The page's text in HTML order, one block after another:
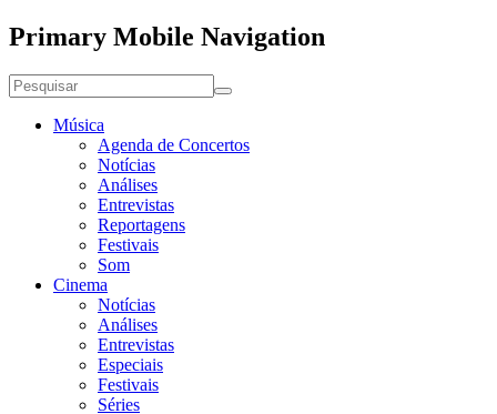
Primary Mobile Navigation
Música
Agenda de Concertos
Notícias
Análises
Entrevistas
Reportagens
Festivais
Som
Cinema
Notícias
Análises
Entrevistas
Especiais
Festivais
Séries